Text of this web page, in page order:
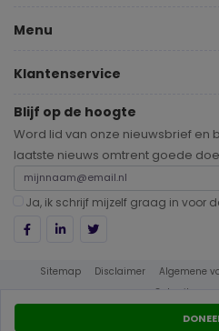
Menu
Klantenservice
Blijf op de hoogte
Word lid van onze nieuwsbrief en
laatste nieuws omtrent goede
Ja, ik schrijf mijzelf graag in voor
Sitemap Disclaimer Algemene